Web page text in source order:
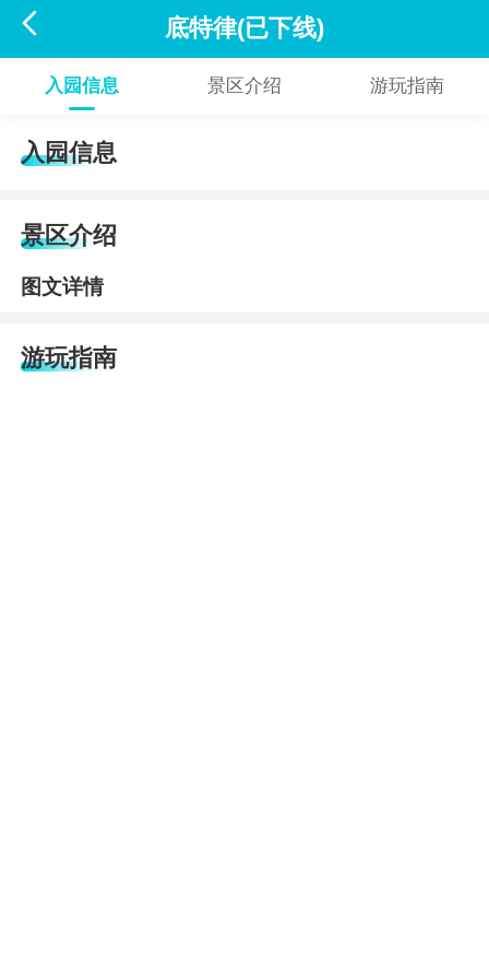
 底特律(已下线)
入园信息 景区介绍 游玩指南
入园信息
景区介绍
图文详情
游玩指南